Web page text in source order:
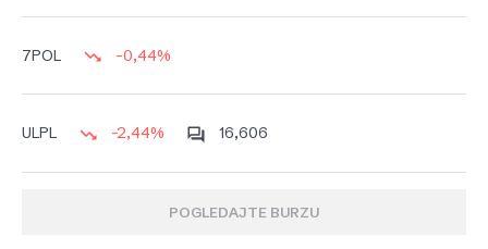
7POL -0,44%
ULPL -2,44% 16,606
POGLEDAJTE BURZU